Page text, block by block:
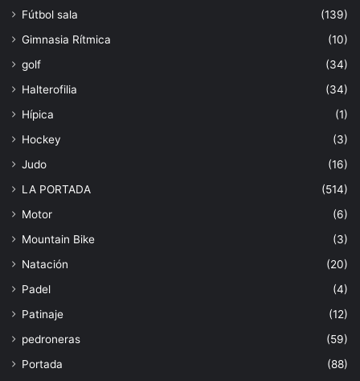
Fútbol sala
(139)
Gimnasia Rítmica
(10)
golf
(34)
Halterofilia
(34)
Hípica
(1)
Hockey
(3)
Judo
(16)
LA PORTADA
(514)
Motor
(6)
Mountain Bike
(3)
Natación
(20)
Padel
(4)
Patinaje
(12)
pedroneras
(59)
Portada
(88)